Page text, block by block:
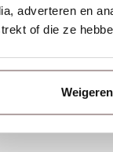
adverteren en
of die ze
Weigeren